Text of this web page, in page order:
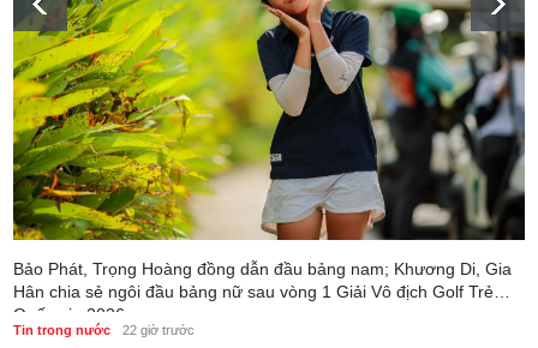
Bảo Phát, Trọng Hoàng đồng dẫn đầu bảng nam; Khương Di, Gia
Hân chia sẻ ngôi đầu bảng nữ sau vòng 1 Giải Vô địch Golf Trẻ
Quốc gia 2026
Tin trong nước 22 giờ trước